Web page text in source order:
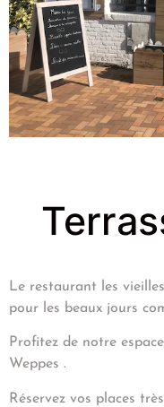
Le restaurant les
pour les beaux jours
Profitez de notre
Weppes .
Réservez vos places